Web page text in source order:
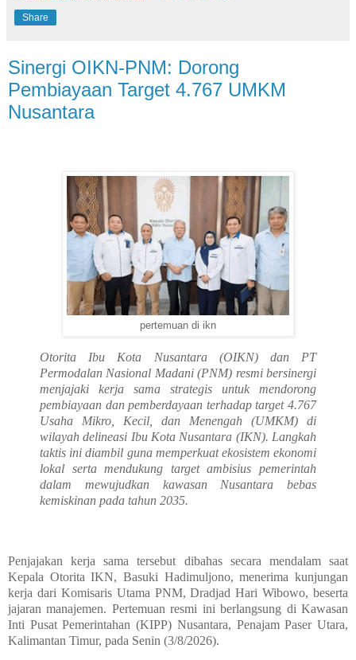
Share
Sinergi OIKN-PNM: Dorong
Pembiayaan Target 4.767 UMKM
Nusantara
pertemuan di ikn
Otorita Ibu Kota Nusantara (OIKN) dan PT
Permodalan Nasional Madani (PNM) resmi bersinergi
menjajaki kerja sama strategis untuk mendorong
pembiayaan dan pemberdayaan terhadap target 4.767
Usaha Mikro, Kecil, dan Menengah (UMKM) di
wilayah delineasi Ibu Kota Nusantara (IKN). Langkah
taktis ini diambil guna memperkuat ekosistem ekonomi
lokal serta mendukung target ambisius pemerintah
dalam mewujudkan kawasan Nusantara bebas
kemiskinan pada tahun 2035.
Penjajakan kerja sama tersebut dibahas secara mendalam saat
Kepala Otorita IKN, Basuki Hadimuljono, menerima kunjungan
kerja dari Komisaris Utama PNM, Dradjad Hari Wibowo, beserta
jajaran manajemen. Pertemuan resmi ini berlangsung di Kawasan
Inti Pusat Pemerintahan (KIPP) Nusantara, Penajam Paser Utara,
Kalimantan Timur, pada Senin (3/8/2026).